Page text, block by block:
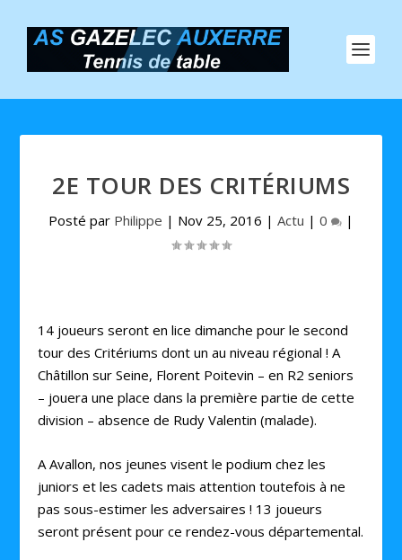
2E TOUR DES CRITÉRIUMS
Posté par Philippe | Nov 25, 2016 | Actu | 0 |
14 joueurs seront en lice dimanche pour le second
tour des Critériums dont un au niveau régional ! A
Châtillon sur Seine, Florent Poitevin – en R2 seniors
– jouera une place dans la première partie de cette
division – absence de Rudy Valentin (malade).
A Avallon, nos jeunes visent le podium chez les
juniors et les cadets mais attention toutefois à ne
pas sous-estimer les adversaires ! 13 joueurs
seront présent pour ce rendez-vous départemental.